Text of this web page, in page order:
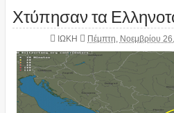
Χτύπησαν τα
ΙΩΚΗ Πέμπτη, Νοεμβρίου